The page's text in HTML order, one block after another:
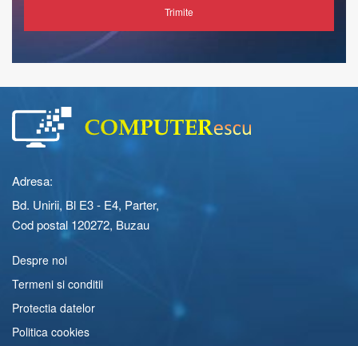
Trimite
Adresa:
Bd. Unirii, Bl E3 - E4, Parter,
Cod postal 120272, Buzau
Despre noi
Termeni si conditii
Protectia datelor
Politica cookies